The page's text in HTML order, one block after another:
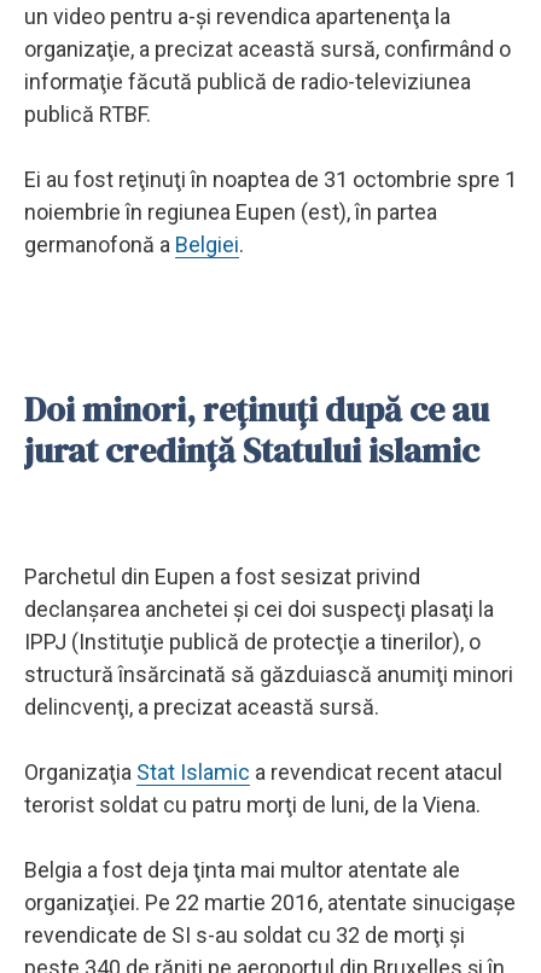
un video pentru a-şi revendica apartenenţa la
organizaţie, a precizat această sursă, confirmând o
informaţie făcută publică de radio-televiziunea
publică RTBF.
Ei au fost reţinuţi în noaptea de 31 octombrie spre 1
noiembrie în regiunea Eupen (est), în partea
germanofonă a Belgiei.
Doi minori, reţinuţi după ce au
jurat credinţă Statului islamic
Parchetul din Eupen a fost sesizat privind
declanşarea anchetei şi cei doi suspecţi plasaţi la
IPPJ (Instituţie publică de protecţie a tinerilor), o
structură însărcinată să găzduiască anumiţi minori
delincvenţi, a precizat această sursă.
Organizaţia Stat Islamic a revendicat recent atacul
terorist soldat cu patru morţi de luni, de la Viena.
Belgia a fost deja ţinta mai multor atentate ale
organizaţiei. Pe 22 martie 2016, atentate sinucigaşe
revendicate de SI s-au soldat cu 32 de morţi şi
peste 340 de răniţi pe aeroportul din Bruxelles şi în